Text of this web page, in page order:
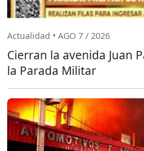
Actualidad • AGO 7 / 2026
Cierran la avenida Juan
la Parada Militar